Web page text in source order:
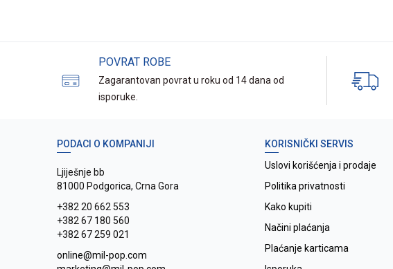
POVRAT ROBE
Zagarantovan povrat u roku od 14 dana od
isporuke.
PODACI O KOMPANIJI
Ljiješnje bb
81000 Podgorica, Crna Gora
+382 20 662 553
+382 67 180 560
+382 67 259 021
online@mil-pop.com
KORISNIČKI SERVIS
Uslovi korišćenja i prodaje
Politika privatnosti
Kako kupiti
Načini plaćanja
Plaćanje karticama